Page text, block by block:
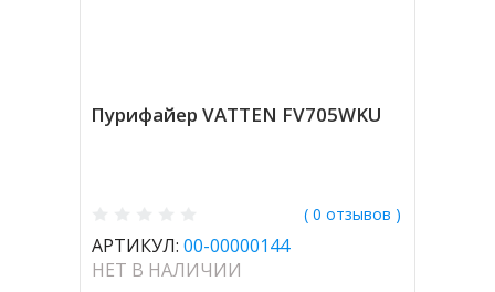
Пурифайер VATTEN FV705WKU
( 0 отзывов )
АРТИКУЛ: 00-00000144
НЕТ В НАЛИЧИИ